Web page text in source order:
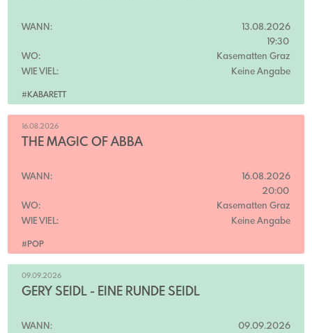
#KABARETT
WANN:
13.08.2026
19:30
WO:
Kasematten Graz
WIE VIEL:
Keine Angabe
#POP
16.08.2026
THE MAGIC OF ABBA
WANN:
16.08.2026
20:00
WO:
Kasematten Graz
WIE VIEL:
Keine Angabe
09.09.2026
GERY SEIDL - EINE RUNDE SEIDL
WANN:
09.09.2026